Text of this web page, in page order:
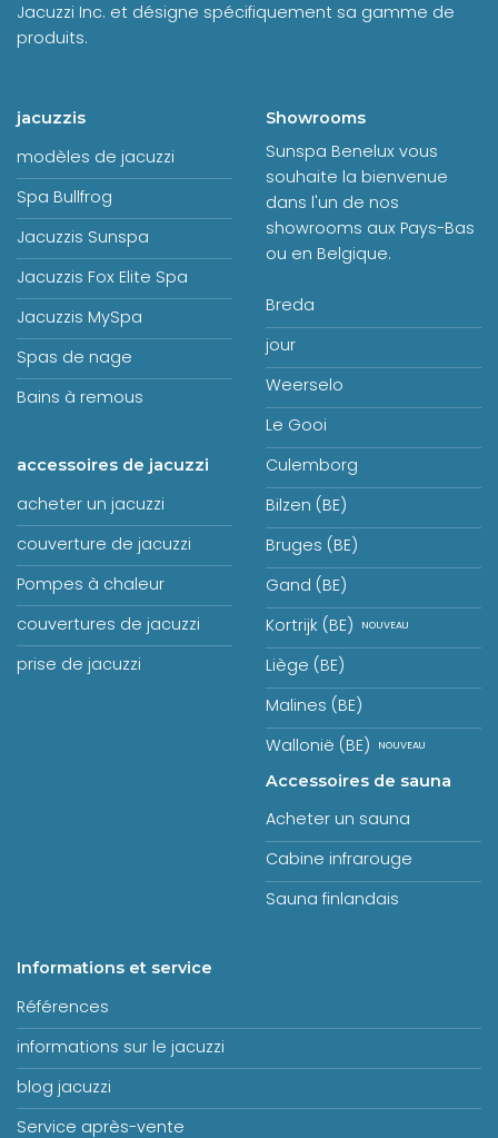
Jacuzzi Inc. et désigne spécifiquement sa gamme de
produits.
jacuzzis
modèles de jacuzzi
Spa Bullfrog
Jacuzzis Sunspa
Jacuzzis Fox Elite Spa
Jacuzzis MySpa
Spas de nage
Bains à remous
accessoires de jacuzzi
acheter un jacuzzi
couverture de jacuzzi
Pompes à chaleur
couvertures de jacuzzi
prise de jacuzzi
Showrooms
Sunspa Benelux vous
souhaite la bienvenue
dans l'un de nos
showrooms aux Pays-Bas
ou en Belgique.
Breda
jour
Weerselo
Le Gooi
Culemborg
Bilzen (BE)
Bruges (BE)
Gand (BE)
Kortrijk (BE)
Liège (BE)
Malines (BE)
Wallonië (BE)
Accessoires de sauna
Acheter un sauna
Cabine infrarouge
Sauna finlandais
Informations et service
Références
informations sur le jacuzzi
blog jacuzzi
Service après-vente